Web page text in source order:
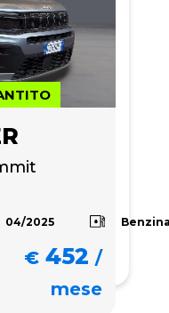
04/2025
€ 452 /
mese